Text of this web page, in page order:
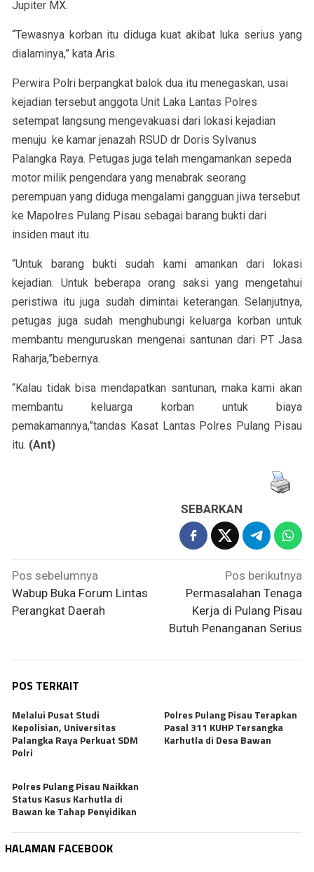
Jupiter MX.
“Tewasnya korban itu diduga kuat akibat luka serius yang
dialaminya,” kata Aris.
Perwira Polri berpangkat balok dua itu menegaskan, usai
kejadian tersebut anggota Unit Laka Lantas Polres
setempat langsung mengevakuasi dari lokasi kejadian
menuju ke kamar jenazah RSUD dr Doris Sylvanus
Palangka Raya. Petugas juga telah mengamankan sepeda
motor milik pengendara yang menabrak seorang
perempuan yang diduga mengalami gangguan jiwa tersebut
ke Mapolres Pulang Pisau sebagai barang bukti dari
insiden maut itu.
“Untuk barang bukti sudah kami amankan dari lokasi
kejadian. Untuk beberapa orang saksi yang mengetahui
peristiwa itu juga sudah dimintai keterangan. Selanjutnya,
petugas juga sudah menghubungi keluarga korban untuk
membantu menguruskan mengenai santunan dari PT Jasa
Raharja,”bebernya.
“Kalau tidak bisa mendapatkan santunan, maka kami akan
membantu keluarga korban untuk biaya
pemakamannya,”tandas Kasat Lantas Polres Pulang Pisau
itu. (Ant)
SEBARKAN
Navigasi
pos
Pos sebelumnya
Wabup Buka Forum Lintas
Perangkat Daerah
Pos berikutnya
Permasalahan Tenaga
Kerja di Pulang Pisau
Butuh Penanganan Serius
POS TERKAIT
Melalui Pusat Studi
Kepolisian, Universitas
Palangka Raya Perkuat SDM
Polri
Polres Pulang Pisau Terapkan
Pasal 311 KUHP Tersangka
Karhutla di Desa Bawan
Polres Pulang Pisau Naikkan
Status Kasus Karhutla di
Bawan ke Tahap Penyidikan
HALAMAN FACEBOOK